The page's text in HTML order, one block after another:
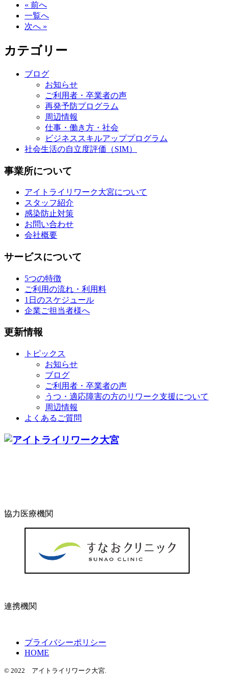
« 前へ
一覧へ
次へ »
カテゴリー
ブログ
お知らせ
ご利用者・卒業者の声
再発予防プログラム
周辺情報
仕事・働き方・社会
ビジネススキルアッププログラム
社会生活の自立度評価（SIM）
事業所について
アイトライリワーク大宮について
スタッフ紹介
感染防止対策
お問い合わせ
会社概要
サービスについて
5つの特徴
ご利用の流れ・利用料
1日のスケジュール
企業ご担当者様へ
更新情報
トピックス
お知らせ
ブログ
ご利用者・卒業者の声
うつ・適応障害の方のリワーク支援について
周辺情報
よくあるご質問
協力医療機関
連携機関
プライバシーポリシー
HOME
© 2022 アイトライリワーク大宮.